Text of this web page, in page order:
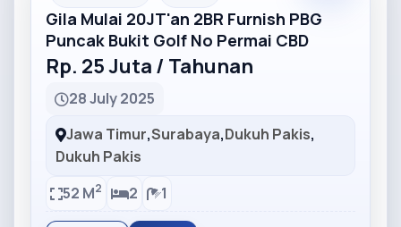
Gila Mulai 20JT'an 2BR Furnish PBG
Puncak Bukit Golf No Permai CBD
Rp. 25 Juta / Tahunan
28 July 2025
Jawa Timur,Surabaya,Dukuh Pakis,
Dukuh Pakis
52 M2 2 1